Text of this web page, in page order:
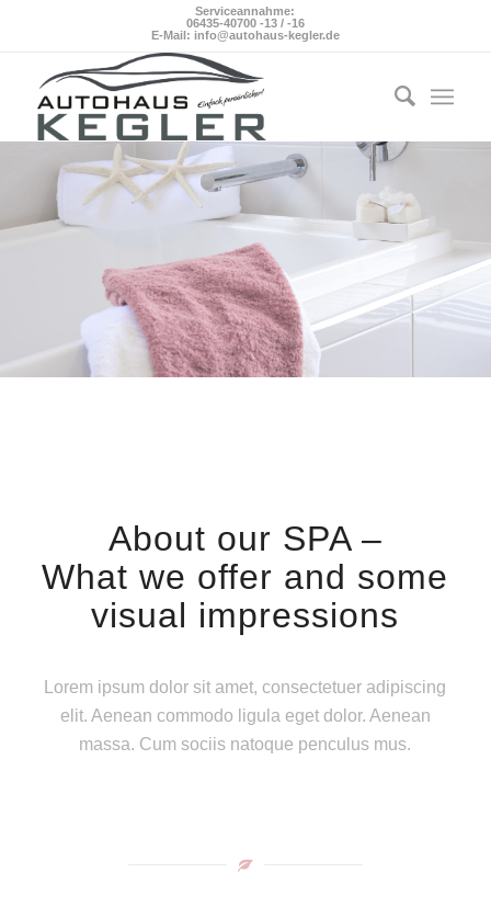
Serviceannahme:
06435-40700 -13 / -16
E-Mail: info@autohaus-kegler.de
About our SPA –
What we offer and some
visual impressions
Lorem ipsum dolor sit amet, consectetuer adipiscing
elit. Aenean commodo ligula eget dolor. Aenean
massa. Cum sociis natoque penculus mus.